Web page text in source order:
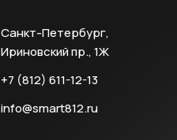
Санкт-Петербург,
Ириновский пр., 1Ж
+7 (812) 611-12-13
info@smart812.ru